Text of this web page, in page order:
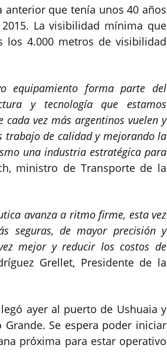
anterior que tenía unos 40 años
La visibilidad mínima que
los 4.000 metros de visibilidad
equipamiento forma parte del
y tecnología que estamos
vez más argentinos vuelen y
trabajo de calidad y mejorando la
una industria estratégica para
ministro de Transporte de la
avanza a ritmo firme, esta vez
seguras, de mayor precisión y
mejor y reducir los costos de
Grellet, Presidente de la
ayer al puerto de Ushuaia y
Se espera poder iniciar
próxima para estar operativo